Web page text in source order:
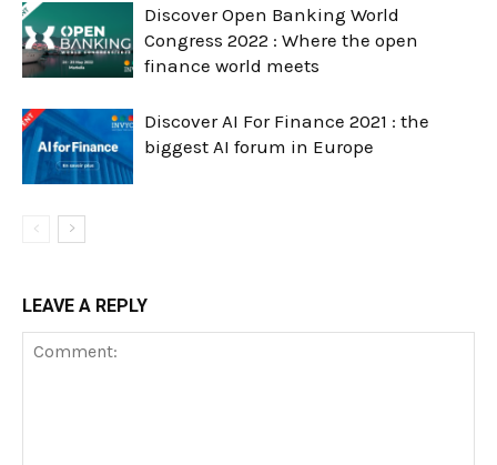
Discover Open Banking World
Congress 2022 : Where the open
finance world meets
Discover AI For Finance 2021 : the
biggest AI forum in Europe
LEAVE A REPLY